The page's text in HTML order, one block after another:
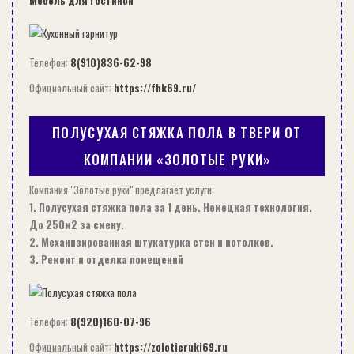
Преимущество изделий
Давайте рассмотрим, какие плюсы получит
потребитель, если он приобретет
гофрированные трубы для наружной
канализации:
Низкая цена изделий.
Несложный монтаж, исключающий
применение сложной и тяжелой дорожной
техники, а также другого вспомогательного
оборудования. Тем самым снижается и сама
стоимость укладочных работ.
примеру, если трубопровод будет уложен по
Телефон: 8(910)836-62-98
Официальный сайт: https://fhk69.ru/
ПОЛУСУХАЯ СТЯЖКА ПОЛА В ТВЕРИ ОТ
КОМПАНИИ «ЗОЛОТЫЕ РУКИ»
Компания "Золотые руки" предлагает услуги:
1. Полусухая стяжка пола за 1 день. Немецкая технология.
До 250м2 за смену.
2. Механизированная штукатурка стен и потолков.
3. Ремонт и отделка помещений
Телефон: 8(920)160-07-96
Официальный сайт: https://zolotieruki69.ru